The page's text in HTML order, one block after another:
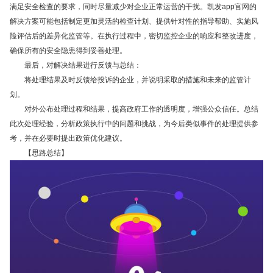
满足安全检查的要求，同时尽量减少对企业正常运营的干扰。凯发app官网的
解决方案可能包括制定更加灵活的检查计划、提供针对性的指导帮助、实施风
险评估后的差异化监管等。在执行过程中，密切监控企业的响应和整改进度，
确保所有的安全隐患得到妥善处理。
最后，对解决结果进行反馈与总结：
将处理结果及时反馈给投诉的企业，并说明采取的措施和未来的监管计
划。
对外公布处理过程和结果，提高政府工作的透明度，增强公众信任。总结
此次处理经验，分析政策执行中的问题和挑战，为今后类似事件的处理提供参
考，并在必要时提出政策优化建议。
【思路总结】